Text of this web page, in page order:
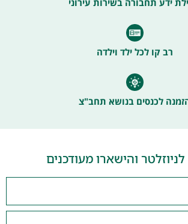
רב קו לכל ילד וילדה
לכנסים בנושא תחב"צ
והישארו מעודכנים